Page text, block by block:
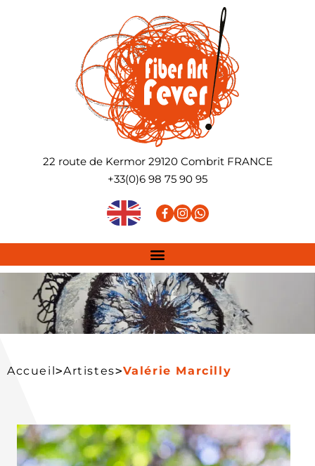
22 route de Kermor 29120 Combrit FRANCE
+33(0)6 98 75 90 95
Accueil>Artistes>Valérie Marcilly